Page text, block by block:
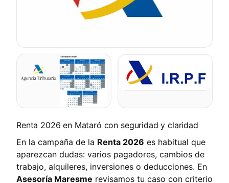
Renta 2026 en Mataró con seguridad y claridad
En la campaña de la Renta 2026 es habitual que
aparezcan dudas: varios pagadores, cambios de
trabajo, alquileres, inversiones o deducciones. En
Asesoría Maresme revisamos tu caso con criterio